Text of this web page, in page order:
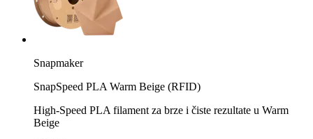
Snapmaker
SnapSpeed PLA Warm Beige (RFID)
High-Speed PLA filament za brze i čiste rezultate u Warm
Beige